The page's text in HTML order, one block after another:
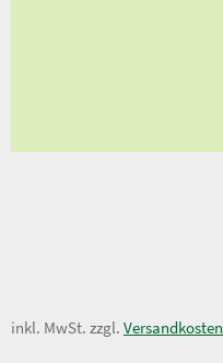
23,50 €
inkl. MwSt. zzgl. Versandkosten